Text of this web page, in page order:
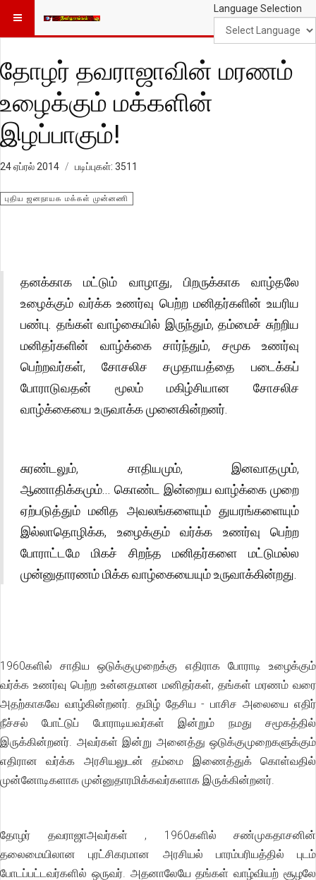
Language Selection
தோழர் தவராஜாவின் மரணம்
உழைக்கும் மக்களின்
இழப்பாகும்!
24 ஏப்ரல் 2014 படிப்புகள்: 3511
புதிய ஜனநாயக மக்கள் முன்னணி
தனக்காக மட்டும் வாழாது, பிறருக்காக வாழ்தலே
உழைக்கும் வர்க்க உணர்வு பெற்ற மனிதர்களின் உயரிய
பண்பு. தங்கள் வாழ்கையில் இருந்தும், தம்மைச் சுற்றிய
மனிதர்களின் வாழ்க்கை சார்ந்தும், சமூக உணர்வு
பெற்றவர்கள், சோசலிச சமுதாயத்தை படைக்கப்
போராடுவதன் மூலம் மகிழ்சியான சோசலிச
வாழ்க்கையை உருவாக்க முனைகின்றனர்.
சுரண்டலும், சாதியமும், இனவாதமும்,
ஆணாதிக்கமும்... கொண்ட இன்றைய வாழ்க்கை முறை
ஏற்படுத்தும் மனித அவலங்களையும் துயரங்களையும்
இல்லாதொழிக்க, உழைக்கும் வர்க்க உணர்வு பெற்ற
போராட்டமே மிகச் சிறந்த மனிதர்களை மட்டுமல்ல
முன்னுதாரணம் மிக்க வாழ்கையையும் உருவாக்கின்றது.
1960களில் சாதிய ஒடுக்குமுறைக்கு எதிராக போராடி உழைக்கும்
வர்க்க உணர்வு பெற்ற உன்னதமான மனிதர்கள், தங்கள் மரணம் வரை
அதற்காகவே வாழ்கின்றனர். தமிழ் தேசிய - பாசிச அலையை எதிர்
நீச்சல் போட்டுப் போராடியவர்கள் இன்றும் நமது சமூகத்தில்
இருக்கின்றனர். அவர்கள் இன்று அனைத்து ஒடுக்குமுறைகளுக்கும்
எதிரான வர்க்க அரசியலுடன் தம்மை இணைத்துக் கொள்வதில்
முன்னோடிகளாக முன்னுதாரமிக்கவர்களாக இருக்கின்றனர்.
தோழர் தவராஜாஅவர்கள் , 1960களில் சண்முகதாசனின்
தலைமையிலான புரட்சிகரமான அரசியல் பாரம்பரியத்தில் புடம்
போடப்பட்டவர்களில் ஒருவர். அதனாலேயே தங்கள் வாழ்வியற் சூழலே